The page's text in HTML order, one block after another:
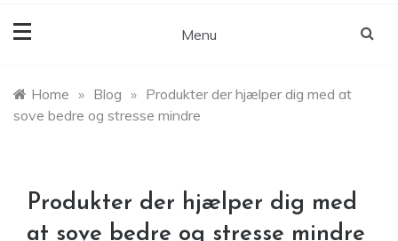
Menu
Home » Blog » Produkter der hjælper dig med at
sove bedre og stresse mindre
Produkter der hjælper dig med
at sove bedre og stresse mindre